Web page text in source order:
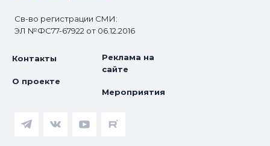
Св-во регистрации СМИ:
ЭЛ №ФС77-67922 от 06.12.2016
Контакты
О проекте
Реклама на
сайте
Мероприятия